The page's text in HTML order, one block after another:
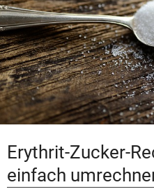
Erythrit-Zucker-
einfach